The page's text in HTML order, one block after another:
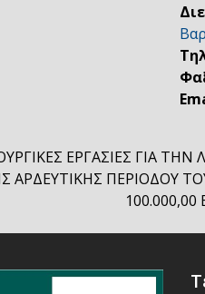
ΕΡΓΑΣΙΕΣ ΓΙΑ
ΑΡΔΕΥΤΙΚΗΣ ΠΕΡΙΟΔΟΥ